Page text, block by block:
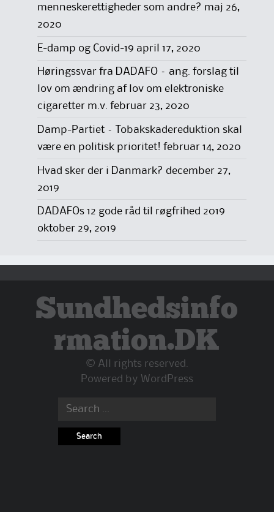
menneskerettigheder som andre? maj 26,
2020
E-damp og Covid-19 april 17, 2020
Høringssvar fra DADAFO – ang. forslag til
lov om ændring af lov om elektroniske
cigaretter m.v. februar 23, 2020
Damp-Partiet – Tobakskadereduktion skal
være en politisk prioritet! februar 14, 2020
Hvad sker der i Danmark? december 27,
2019
DADAFOs 12 gode råd til røgfrihed 2019
oktober 29, 2019
Sundhedsinfo
rmation.DK
© All rights reserved.
Powered by WordPress
Search